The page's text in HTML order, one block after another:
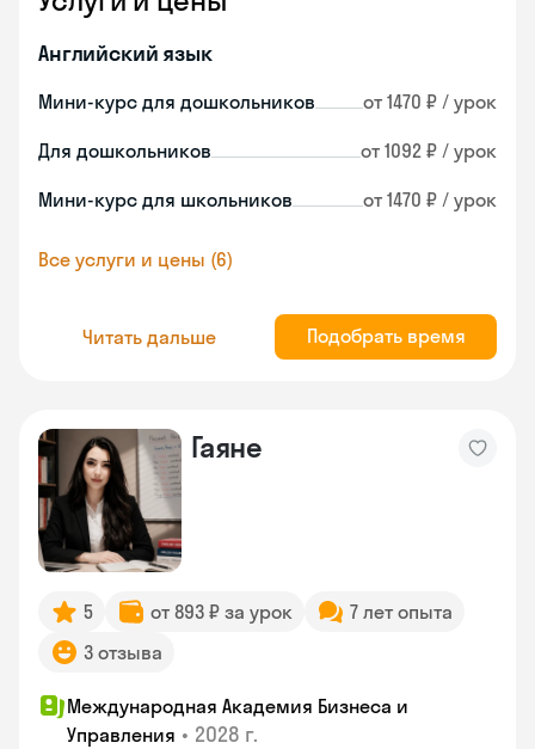
Английский язык
Мини-курс для дошкольников от 1470 ₽ / урок
Для дошкольников от 1092 ₽ / урок
Мини-курс для школьников от 1470 ₽ / урок
Все услуги и цены (6)
Читать дальше Подобрать время
Гаяне
5 от 893 ₽ за урок
7 лет опыта
3 отзыва
Международная Академия Бизнеса и
Управления • 2028 г.